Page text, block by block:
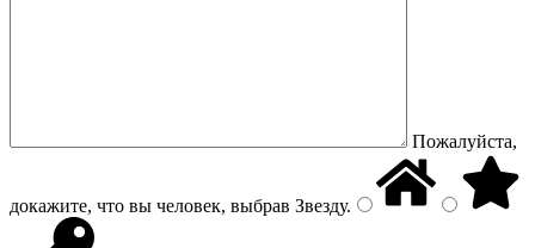
Пожалуйста,
докажите, что вы человек, выбрав Звезду.